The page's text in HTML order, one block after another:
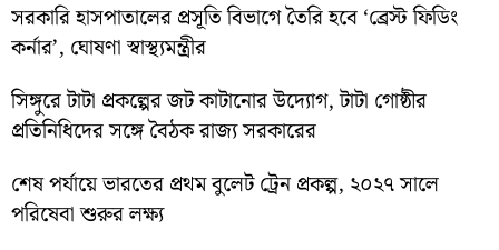
সরকারি হাসপাতালের প্রসূতি বিভাগে তৈরি হবে ‘ব্রেস্ট ফিডিং
কর্নার’, ঘোষণা স্বাস্থ্যমন্ত্রীর
সিঙ্গুরে টাটা প্রকল্পের জট কাটানোর উদ্যোগ, টাটা গোষ্ঠীর
প্রতিনিধিদের সঙ্গে বৈঠক রাজ্য সরকারের
শেষ পর্যায়ে ভারতের প্রথম বুলেট ট্রেন প্রকল্প, ২০২৭ সালে
পরিষেবা শুরুর লক্ষ্য